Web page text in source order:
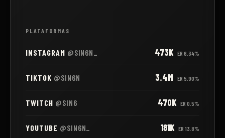
PLATAFORMAS
INSTAGRAM @SIN6N_ 473K ER 6.34%
TIKTOK @SIN6N 3.4M ER 5.90%
TWITCH @SIN6 470K ER 0.5%
YOUTUBE @SIN6N_ 181K ER 13.8%